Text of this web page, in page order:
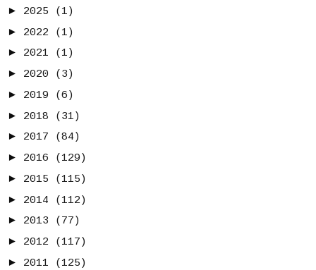
► 2025
(1)
► 2022
(1)
► 2021
(1)
► 2020
(3)
► 2019
(6)
► 2018
(31)
► 2017
(84)
► 2016
(129)
► 2015
(115)
► 2014
(112)
► 2013
(77)
► 2012
(117)
► 2011
(125)